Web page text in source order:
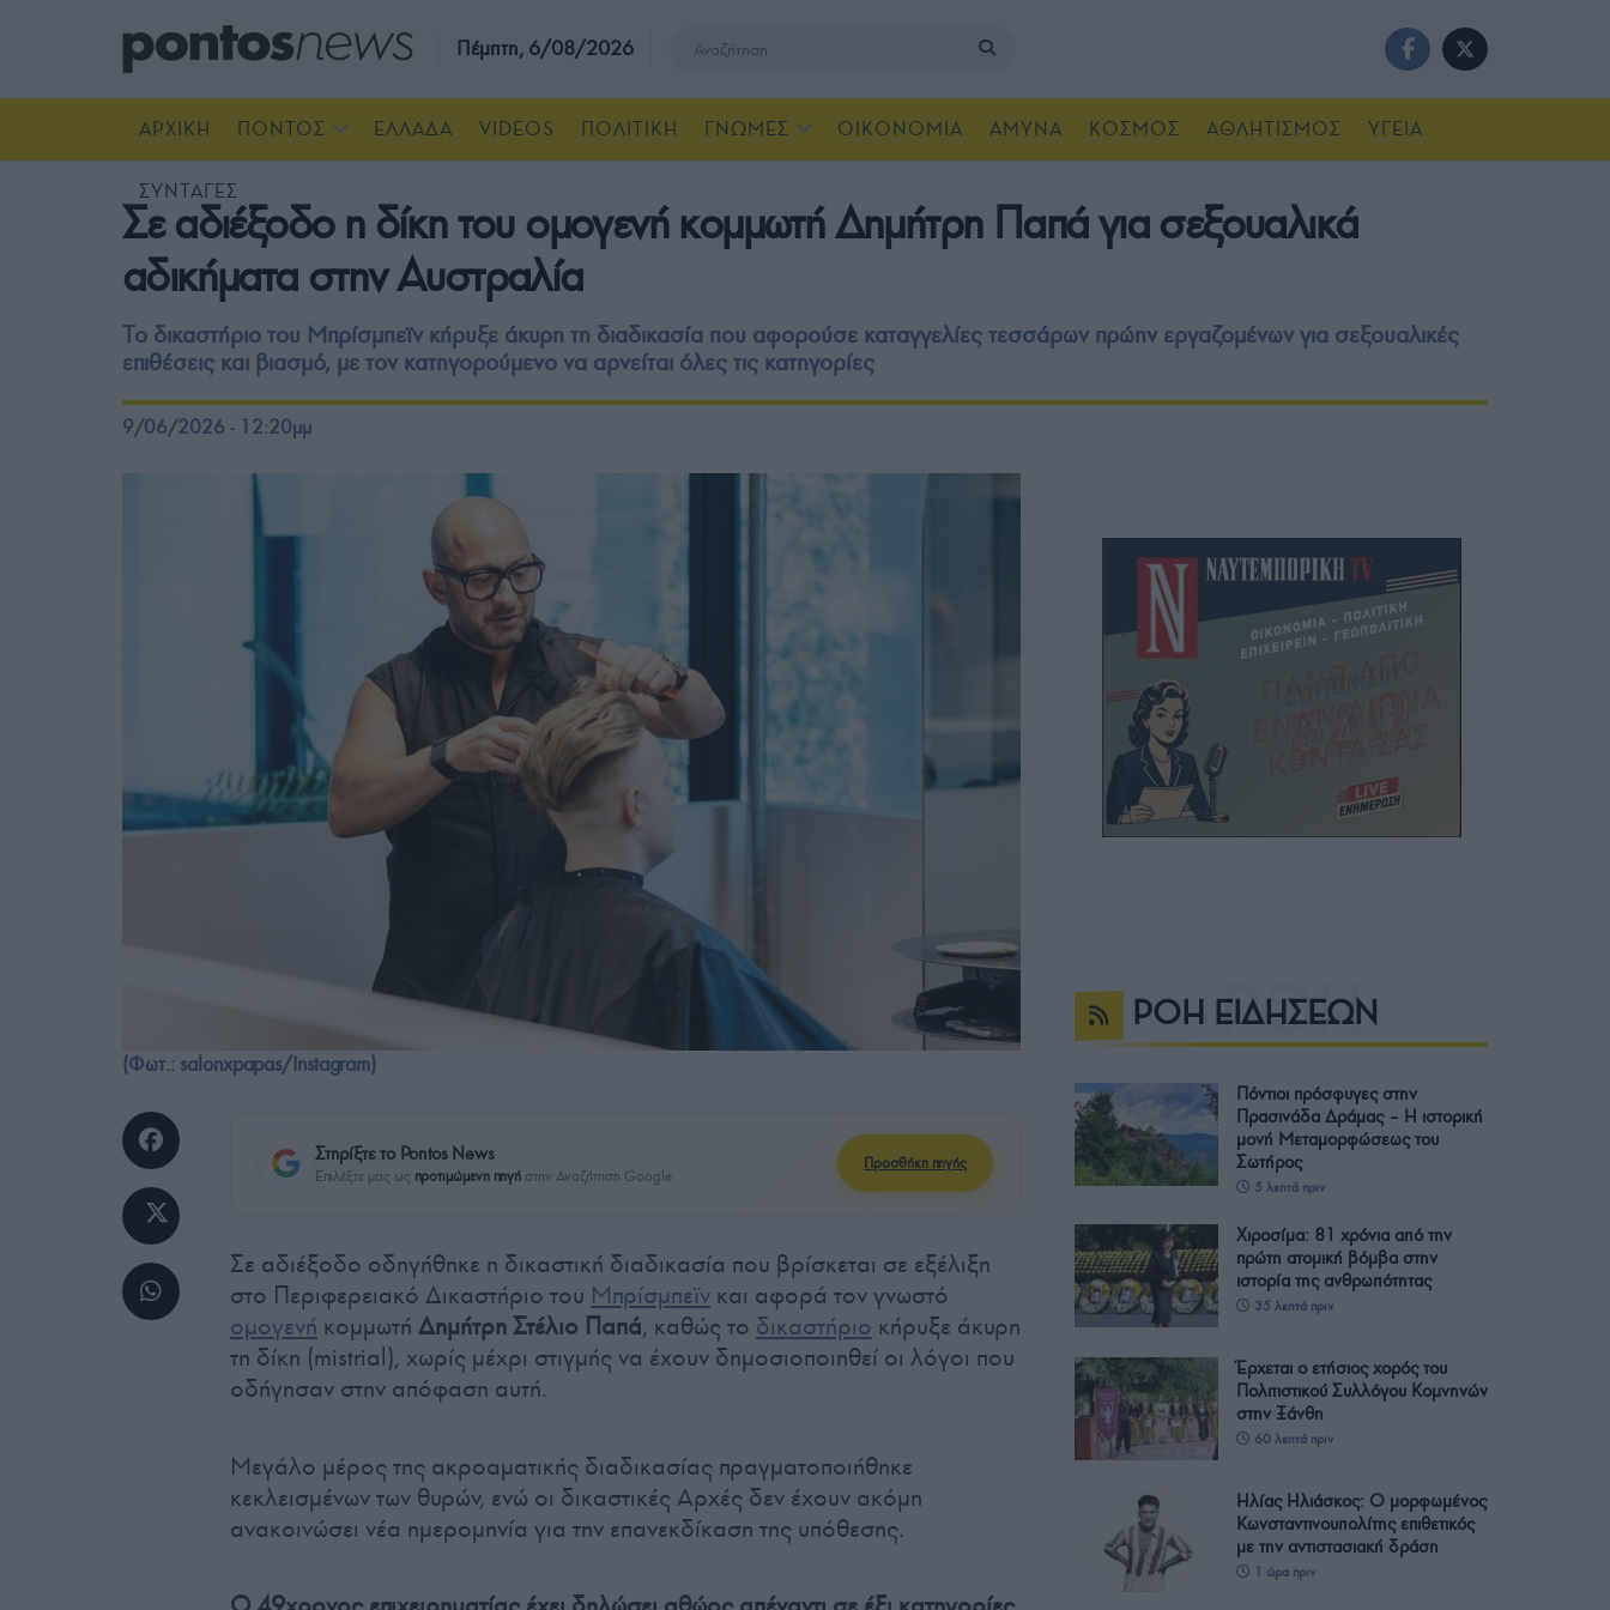
Πέμπτη, 6/08/2026
ΑΡΧΙΚΗ ΠΟΝΤΟΣ ΕΛΛΑΔΑ VIDEOS ΠΟΛΙΤΙΚΗ ΓΝΩΜΕΣ ΟΙΚΟΝΟΜΙΑ ΑΜΥΝΑ ΚΟΣΜΟΣ ΑΘΛΗΤΙΣΜΟΣ ΥΓΕΙΑ
ΣΥΝΤΑΓΕΣ
Σε αδιέξοδο η δίκη του ομογενή κομμωτή Δημήτρη Παπά για σεξουαλικά
αδικήματα στην Αυστραλία
Το δικαστήριο του Μπρίσμπεϊν κήρυξε άκυρη τη διαδικασία που αφορούσε καταγγελίες τεσσάρων πρώην εργαζομένων για σεξουαλικές
επιθέσεις και βιασμό, με τον κατηγορούμενο να αρνείται όλες τις κατηγορίες
9/06/2026 - 12:20μμ
(Φωτ.: salonxpapas/Instagram)
Στηρίξτε το Pontos News
Επιλέξτε μας ως προτιμώμενη πηγή στην Αναζήτηση Google
Προσθήκη πηγής
Σε αδιέξοδο οδηγήθηκε η δικαστική διαδικασία που βρίσκεται σε εξέλιξη
στο Περιφερειακό Δικαστήριο του Μπρίσμπεϊν και αφορά τον γνωστό
ομογενή κομμωτή Δημήτρη Στέλιο Παπά, καθώς το δικαστήριο κήρυξε άκυρη
τη δίκη (mistrial), χωρίς μέχρι στιγμής να έχουν δημοσιοποιηθεί οι λόγοι που
οδήγησαν στην απόφαση αυτή.
Μεγάλο μέρος της ακροαματικής διαδικασίας πραγματοποιήθηκε
κεκλεισμένων των θυρών, ενώ οι δικαστικές Αρχές δεν έχουν ακόμη
ανακοινώσει νέα ημερομηνία για την επανεκδίκαση της υπόθεσης.
ΡΟΗ ΕΙΔΗΣΕΩΝ
Πόντιοι πρόσφυγες στην
Πρασινάδα Δράμας – Η ιστορική
μονή Μεταμορφώσεως του
Σωτήρος
5 λεπτά πριν
Χιροσίμα: 81 χρόνια από την
πρώτη ατομική βόμβα στην
ιστορία της ανθρωπότητας
35 λεπτά πριν
Έρχεται ο ετήσιος χορός του
Πολιτιστικού Συλλόγου Κομνηνών
στην Ξάνθη
60 λεπτά πριν
Ηλίας Ηλιάσκος: Ο μορφωμένος
Κωνσταντινουπολίτης επιθετικός
με την αντιστασιακή δράση
1 ώρα πριν